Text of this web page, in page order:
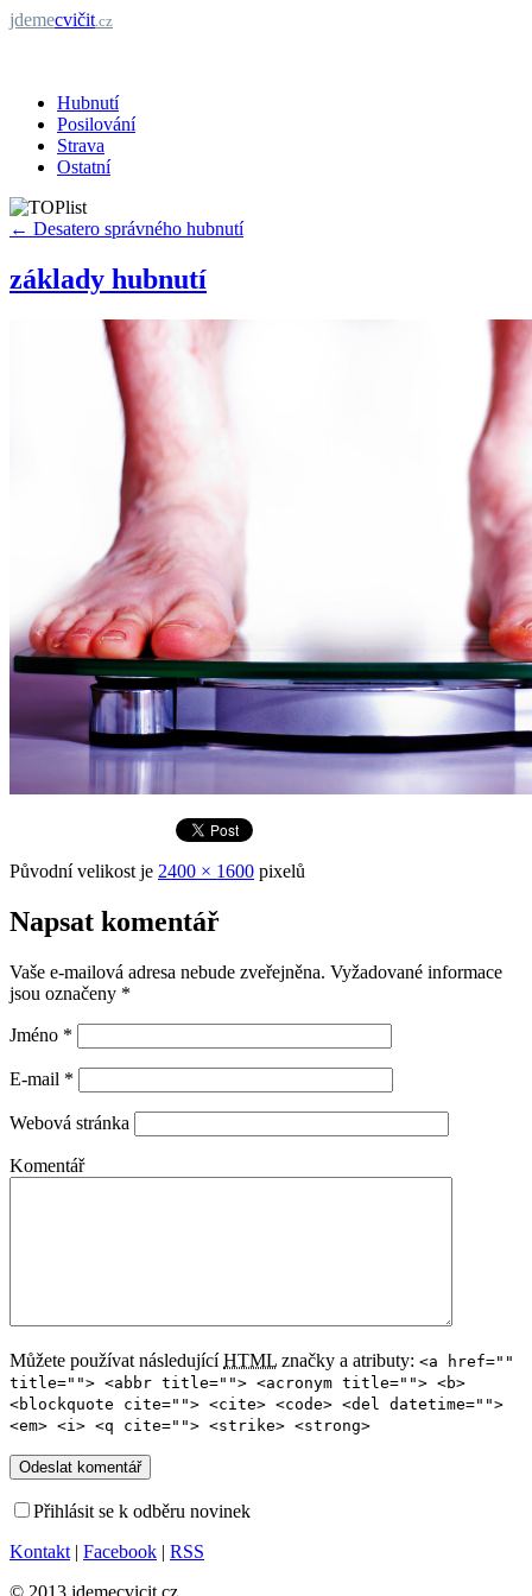
jdemecvičit.cz
Hubnutí
Posilování
Strava
Ostatní
← Desatero správného hubnutí
základy hubnutí
Původní velikost je 2400 × 1600 pixelů
Napsat komentář
Vaše e-mailová adresa nebude zveřejněna. Vyžadované informace
jsou označeny *
Jméno *
E-mail *
Webová stránka
Komentář
Můžete používat následujícíHTML značky a atributy: <a href=""
title=""> <abbr title=""> <acronym title=""> <b>
<blockquote cite=""> <cite> <code> <del datetime="">
<em> <i> <q cite=""> <strike> <strong>
Přihlásit se k odběru novinek
Kontakt | Facebook | RSS
© 2013 jdemecvicit.cz